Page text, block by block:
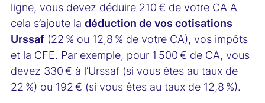
ligne, vous devez déduire 210 € de votre CA A
cela s’ajoute la déduction de vos cotisations
Urssaf (22 % ou 12,8 % de votre CA), vos impôts
et la CFE. Par exemple, pour 1 500 € de CA, vous
devez 330 € à l’Urssaf (si vous êtes au taux de
22 %) ou 192 € (si vous êtes au taux de 12,8 %).